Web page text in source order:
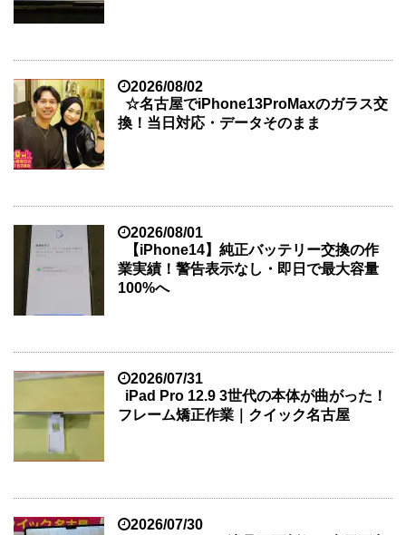
2026/08/02
☆名古屋でiPhone13ProMaxのガラス交
換！当日対応・データそのまま
2026/08/01
【iPhone14】純正バッテリー交換の作
業実績！警告表示なし・即日で最大容量
100%へ
2026/07/31
iPad Pro 12.9 3世代の本体が曲がった！
フレーム矯正作業｜クイック名古屋
2026/07/30